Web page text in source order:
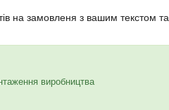
на замовленя з вашим текстом та
виробництва